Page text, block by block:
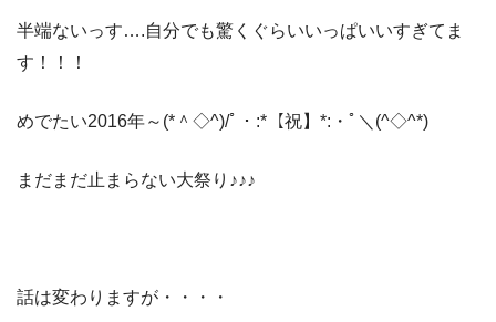
半端ないっす….自分でも驚くぐらいいっぱいいすぎてま
す！！！
めでたい2016年～(*＾◇^)/ﾟ・:*【祝】*:・ﾟ＼(^◇^*)
まだまだ止まらない大祭り♪♪♪
話は変わりますが・・・・